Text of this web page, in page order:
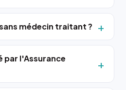
médecin traitant ?
par l'Assurance